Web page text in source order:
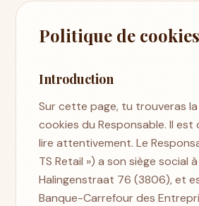
Politique de cookies
Introduction
Sur cette page, tu trouveras
cookies du Responsable. Il est
lire attentivement. Le
TS Retail ») a son siège social
Halingenstraat 76 (3806), et
Banque-Carrefour des